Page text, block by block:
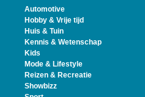
Automotive
Hobby & Vrije tijd
Huis & Tuin
Kennis & Wetenschap
Kids
Mode & Lifestyle
Reizen & Recreatie
Showbizz